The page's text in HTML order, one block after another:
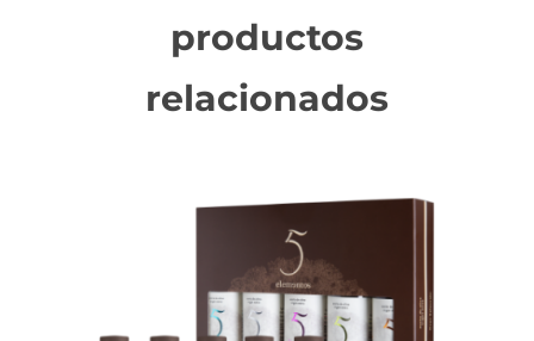
productos
relacionados